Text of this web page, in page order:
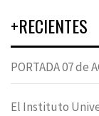
+RECIENTES
PORTADA 07 de
El Instituto